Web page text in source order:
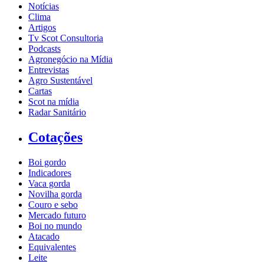
Notícias
Clima
Artigos
Tv Scot Consultoria
Podcasts
Agronegócio na Mídia
Entrevistas
Agro Sustentável
Cartas
Scot na mídia
Radar Sanitário
Cotações
Boi gordo
Indicadores
Vaca gorda
Novilha gorda
Couro e sebo
Mercado futuro
Boi no mundo
Atacado
Equivalentes
Leite